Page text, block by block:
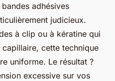
adhésives
judicieux.
à clip ou à kératine qui
cette technique
uniforme. Le résultat ?
excessive sur vos